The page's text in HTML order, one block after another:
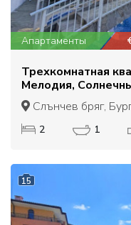
Апартаменты
Трехкомнатная
Мелодия,
Низкая плата за
Слънчев бряг,
2 1
15